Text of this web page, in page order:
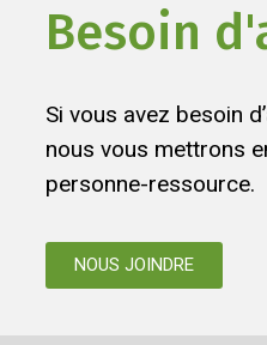
Besoin
Si vous avez besoin
nous vous mettrons
personne-ressource.
NOUS JOINDRE